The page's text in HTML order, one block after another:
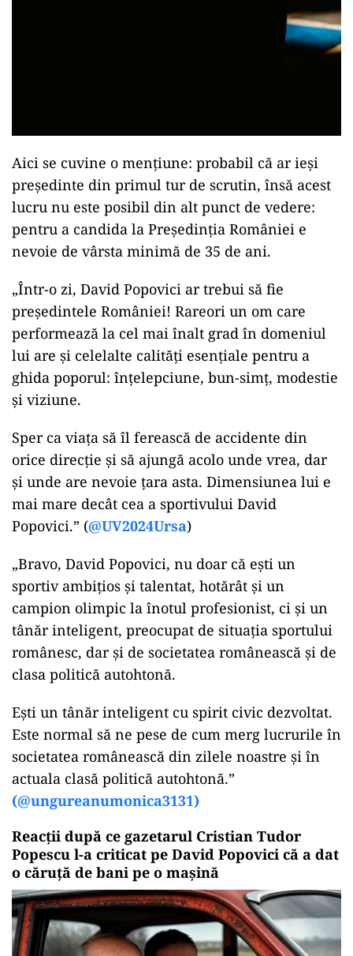
Aici se cuvine o mențiune: probabil că ar ieși
președinte din primul tur de scrutin, însă acest
lucru nu este posibil din alt punct de vedere:
pentru a candida la Președinția României e
nevoie de vârsta minimă de 35 de ani.
„Într-o zi, David Popovici ar trebui să fie
președintele României! Rareori un om care
performează la cel mai înalt grad în domeniul
lui are și celelalte calități esențiale pentru a
ghida poporul: înțelepciune, bun-simț, modestie
și viziune.
Sper ca viața să îl ferească de accidente din
orice direcție și să ajungă acolo unde vrea, dar
și unde are nevoie țara asta. Dimensiunea lui e
mai mare decât cea a sportivului David
Popovici.” (@UV2024Ursa)
„Bravo, David Popovici, nu doar că ești un
sportiv ambițios și talentat, hotărât și un
campion olimpic la înotul profesionist, ci și un
tânăr inteligent, preocupat de situația sportului
românesc, dar și de societatea românească și de
clasa politică autohtonă.
Ești un tânăr inteligent cu spirit civic dezvoltat.
Este normal să ne pese de cum merg lucrurile în
societatea românească din zilele noastre și în
actuala clasă politică autohtonă.”
(@ungureanumonica3131)
Reacții după ce gazetarul Cristian Tudor
Popescu l-a criticat pe David Popovici că a dat
o căruță de bani pe o mașină